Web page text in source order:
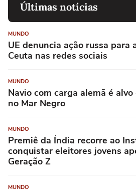
Últimas notícias
MUNDO
UE denuncia ação russa para
Ceuta nas redes sociais
MUNDO
Navio com carga alemã é
no Mar Negro
MUNDO
Premiê da Índia recorre ao
conquistar eleitores jovens
Geração Z
MUNDO